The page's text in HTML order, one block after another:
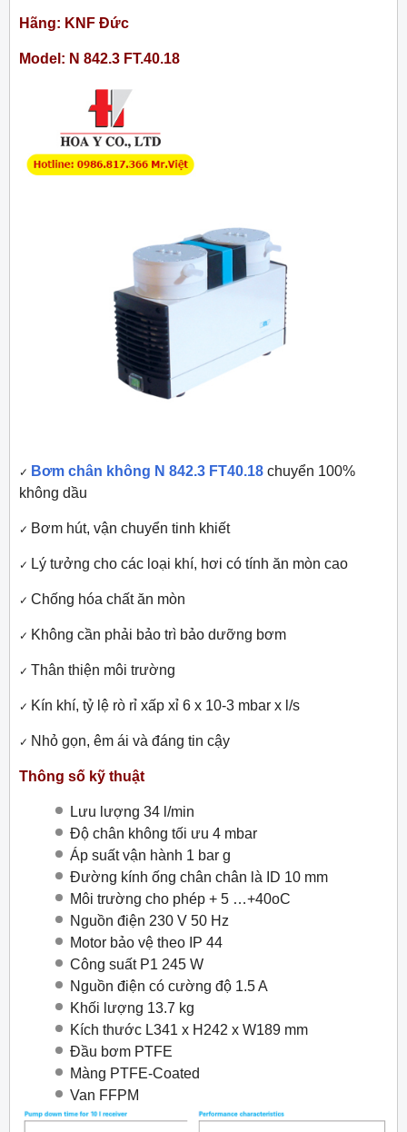
Hãng: KNF Đức
Model: N 842.3 FT.40.18
✓ Bơm chân không N 842.3 FT40.18 chuyển 100%
không dầu
✓ Bơm hút, vận chuyển tinh khiết
✓ Lý tưởng cho các loại khí, hơi có tính ăn mòn cao
✓ Chống hóa chất ăn mòn
✓ Không cần phải bảo trì bảo dưỡng bơm
✓ Thân thiện môi trường
✓ Kín khí, tỷ lệ rò rỉ xấp xỉ 6 x 10-3 mbar x l/s
✓ Nhỏ gọn, êm ái và đáng tin cậy
Thông số kỹ thuật
Lưu lượng 34 l/min
Độ chân không tối ưu 4 mbar
Áp suất vận hành 1 bar g
Đường kính ống chân chân là ID 10 mm
Môi trường cho phép + 5 …+40oC
Nguồn điện 230 V 50 Hz
Motor bảo vệ theo IP 44
Công suất P1 245 W
Nguồn điện có cường độ 1.5 A
Khối lượng 13.7 kg
Kích thước L341 x H242 x W189 mm
Đầu bơm PTFE
Màng PTFE-Coated
Van FFPM